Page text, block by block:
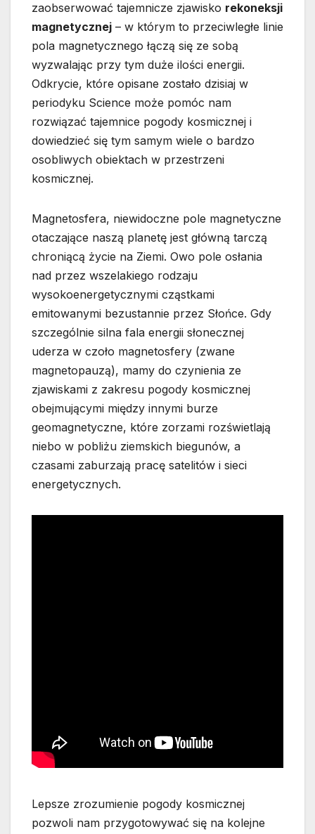
zaobserwować tajemnicze zjawisko rekoneksji
magnetycznej – w którym to przeciwległe linie
pola magnetycznego łączą się ze sobą
wyzwalając przy tym duże ilości energii.
Odkrycie, które opisane zostało dzisiaj w
periodyku Science może pomóc nam
rozwiązać tajemnice pogody kosmicznej i
dowiedzieć się tym samym wiele o bardzo
osobliwych obiektach w przestrzeni
kosmicznej.
Magnetosfera, niewidoczne pole magnetyczne
otaczające naszą planetę jest główną tarczą
chroniącą życie na Ziemi. Owo pole osłania
nad przez wszelakiego rodzaju
wysokoenergetycznymi cząstkami
emitowanymi bezustannie przez Słońce. Gdy
szczególnie silna fala energii słonecznej
uderza w czoło magnetosfery (zwane
magnetopauzą), mamy do czynienia ze
zjawiskami z zakresu pogody kosmicznej
obejmującymi między innymi burze
geomagnetyczne, które zorzami rozświetlają
niebo w pobliżu ziemskich biegunów, a
czasami zaburzają pracę satelitów i sieci
energetycznych.
Lepsze zrozumienie pogody kosmicznej
pozwoli nam przygotowywać się na kolejne